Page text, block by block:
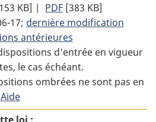
complet
:
Loi
canadienne
sur
la
sécurité
des
KB] | PDF Texte
complet
:
Loi
canadienne
sur
sécurité
[383 KB]
17; dernière modification
antérieures
d'entrée en vigueur
le cas échéant.
ombrées ne sont pas en
Aide